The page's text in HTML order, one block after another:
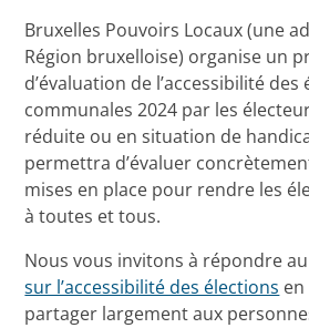
Bruxelles Pouvoirs Locaux (une
Région bruxelloise) organise un
d’évaluation de l’accessibilité des
communales 2024 par les
réduite ou en situation de
permettra d’évaluer
mises en place pour rendre les
à toutes et tous.
Nous vous invitons à répondre
sur l’accessibilité des élections
partager largement aux